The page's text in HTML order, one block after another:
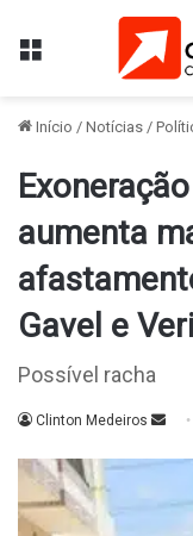
Menu
Início / Notícias /
aumenta
Gavel e
Possível racha
Clinton Medeiros